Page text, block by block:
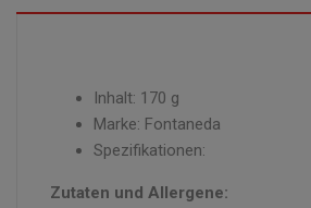
Inhalt: 170 g
Marke: Fontaneda
Spezifikationen:
Zutaten und Allergene: